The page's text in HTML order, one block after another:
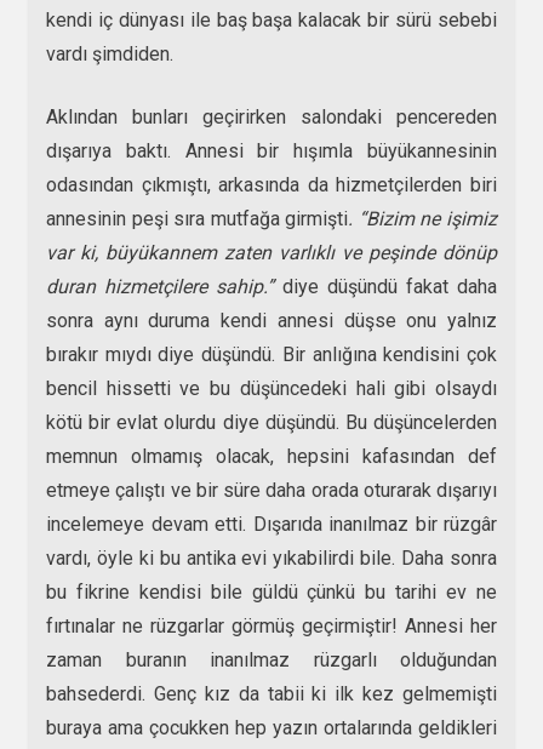
kendi iç dünyası ile baş başa kalacak bir sürü sebebi
vardı şimdiden.
Aklından bunları geçirirken salondaki pencereden
dışarıya baktı. Annesi bir hışımla büyükannesinin
odasından çıkmıştı, arkasında da hizmetçilerden biri
annesinin peşi sıra mutfağa girmişti. “Bizim ne işimiz
var ki, büyükannem zaten varlıklı ve peşinde dönüp
duran hizmetçilere sahip.”diye düşündü fakat daha
sonra aynı duruma kendi annesi düşse onu yalnız
bırakır mıydı diye düşündü. Bir anlığına kendisini çok
bencil hissetti ve bu düşüncedeki hali gibi olsaydı
kötü bir evlat olurdu diye düşündü. Bu düşüncelerden
memnun olmamış olacak, hepsini kafasından def
etmeye çalıştı ve bir süre daha orada oturarak dışarıyı
incelemeye devam etti. Dışarıda inanılmaz bir rüzgâr
vardı, öyle ki bu antika evi yıkabilirdi bile. Daha sonra
bu fikrine kendisi bile güldü çünkü bu tarihi ev ne
fırtınalar ne rüzgarlar görmüş geçirmiştir! Annesi her
zaman buranın inanılmaz rüzgarlı olduğundan
bahsederdi. Genç kız da tabii ki ilk kez gelmemişti
buraya ama çocukken hep yazın ortalarında geldikleri